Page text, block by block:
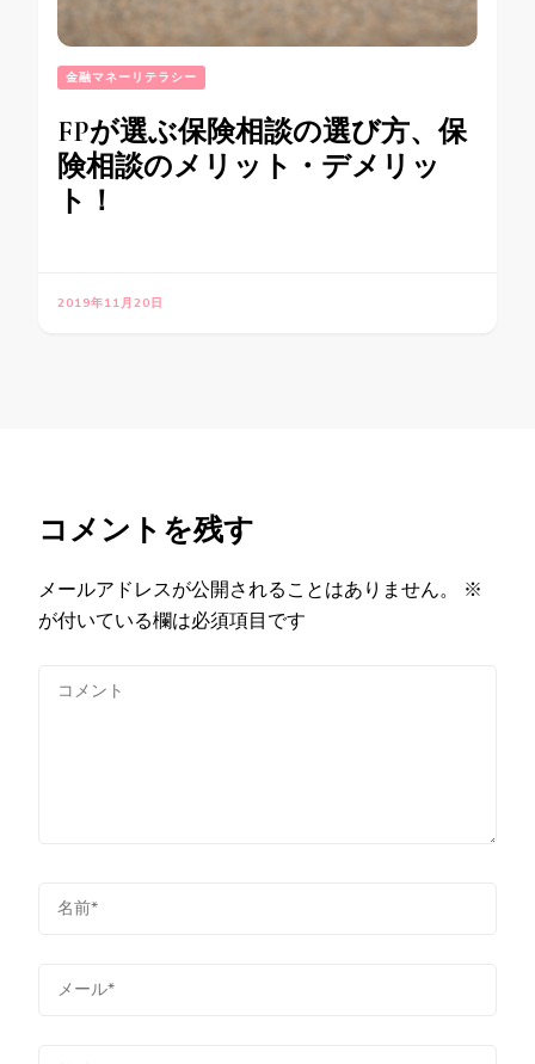
金融マネーリテラシー
FPが選ぶ保険相談の選び方、保
険相談のメリット・デメリッ
ト！
2019年11月20日
コメントを残す
メールアドレスが公開されることはありません。
※
が付いている欄は必須項目です